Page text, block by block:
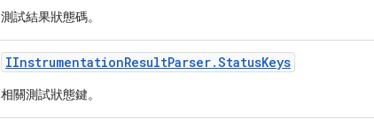
測試結果狀態碼。
IInstrumentationResultParser.StatusKeys
相關測試狀態鍵。